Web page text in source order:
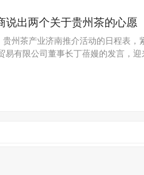
说出两个关于贵州茶的心愿
贵州茶产业济南推介活动的日程表
有限公司董事长丁蓓嫚的发言，迎